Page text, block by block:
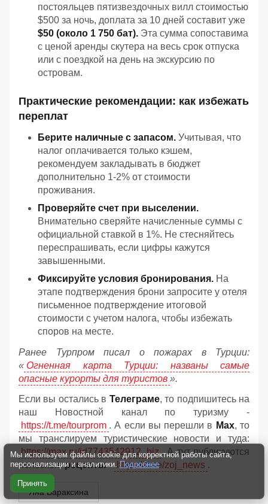
постояльцев пятизвездочных вилл стоимостью
$500 за ночь, доплата за 10 дней составит уже
$50 (около 1 750 бат). Эта сумма сопоставима
с ценой аренды скутера на весь срок отпуска
или с поездкой на день на экскурсию по
островам.
Практические рекомендации: как избежать
переплат
Берите наличные с запасом. Учитывая, что
налог оплачивается только кэшем,
рекомендуем закладывать в бюджет
дополнительно 1-2% от стоимости
проживания.
Проверяйте счет при выселении.
Внимательно сверяйте начисленные суммы с
официальной ставкой в 1%. Не стесняйтесь
переспрашивать, если цифры кажутся
завышенными.
Фиксируйте условия бронирования. На
этапе подтверждения брони запросите у отеля
письменное подтверждение итоговой
стоимости с учетом налога, чтобы избежать
споров на месте.
Ранее Турпром писал о пожарах в Турции:
« Огненная карта Турции: названы самые
опасные курорты для туристов ».
Если вы остались в Телеграме, то подпишитесь на
наш Новостной канал по туризму -
https://t.me/tourprom . А если вы перешли в Мах, то
мы транслируем туристические новости и туда:
https://max.ru/id7743542912_biz . А тут публикуются
полезныерецепты- https://t.me/zoj_news .
Яна Вараксина
Мы используем файлы cookie для корректной работы сайта,
персонализации и аналитики. Подробнее
Принять